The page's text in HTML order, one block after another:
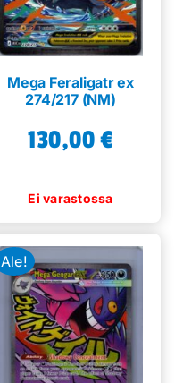
Mega Feraligatr ex
274/217 (NM)
130,00€
Ale!